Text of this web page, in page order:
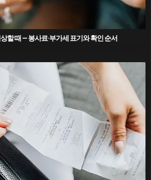
할 때 — 봉사료·부가세 표기와 확인 순서